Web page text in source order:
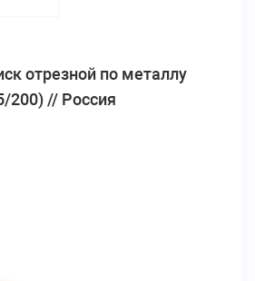
отрезной по металлу
200) // Россия